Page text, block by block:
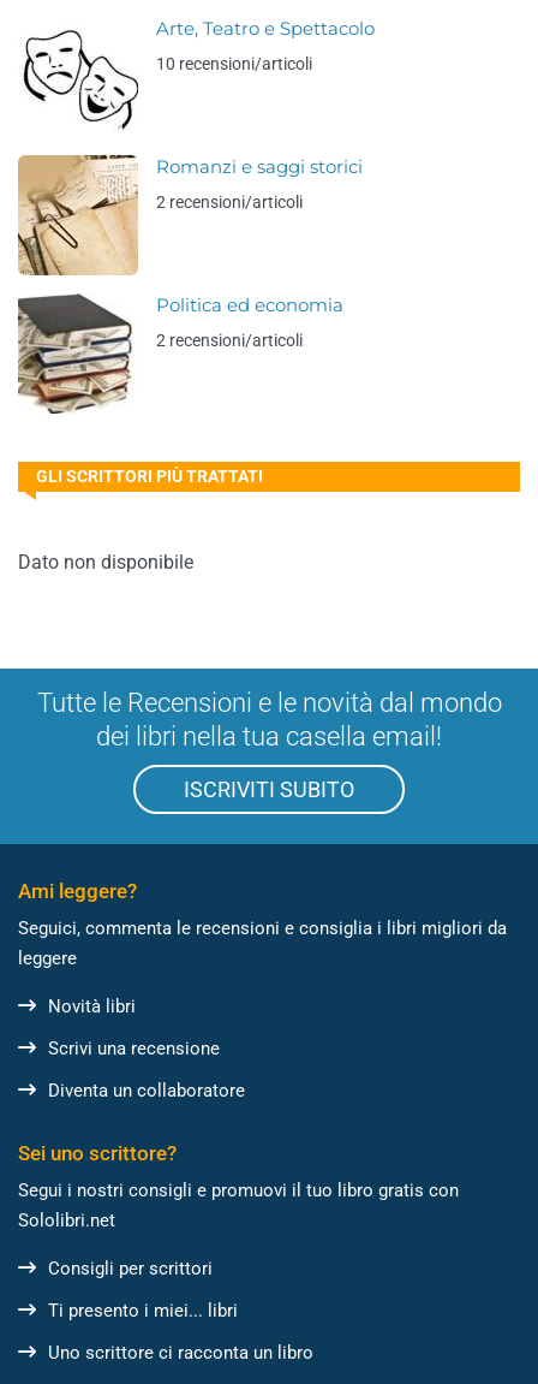
Arte, Teatro e Spettacolo
10 recensioni/articoli
Romanzi e saggi storici
2 recensioni/articoli
Politica ed economia
2 recensioni/articoli
GLI SCRITTORI PIÙ TRATTATI
Dato non disponibile
Tutte le Recensioni e le novità dal mondo
dei libri nella tua casella email!
ISCRIVITI SUBITO
Ami leggere?
Seguici, commenta le recensioni e consiglia i libri migliori da
leggere
Novità libri
Scrivi una recensione
Diventa un collaboratore
Sei uno scrittore?
Segui i nostri consigli e promuovi il tuo libro gratis con
Sololibri.net
Consigli per scrittori
Ti presento i miei... libri
Uno scrittore ci racconta un libro